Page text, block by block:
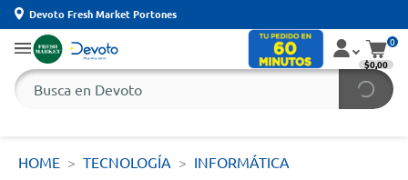
Devoto Fresh Market Portones
0
$0,00
HOME TECNOLOGÍA
INFORMÁTICA